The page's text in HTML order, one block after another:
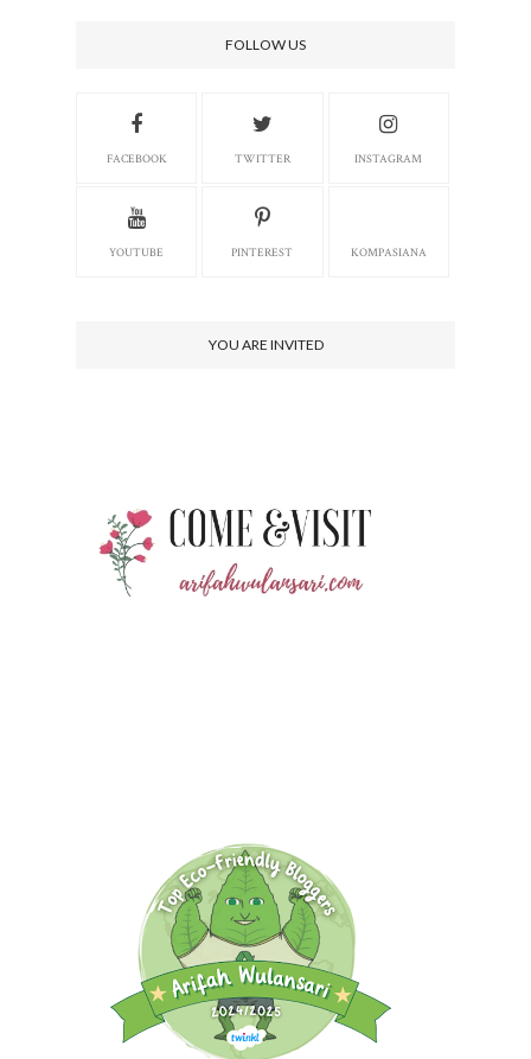
FOLLOW US
FACEBOOK TWITTER INSTAGRAM
YOUTUBE PINTEREST KOMPASIANA
YOU ARE INVITED